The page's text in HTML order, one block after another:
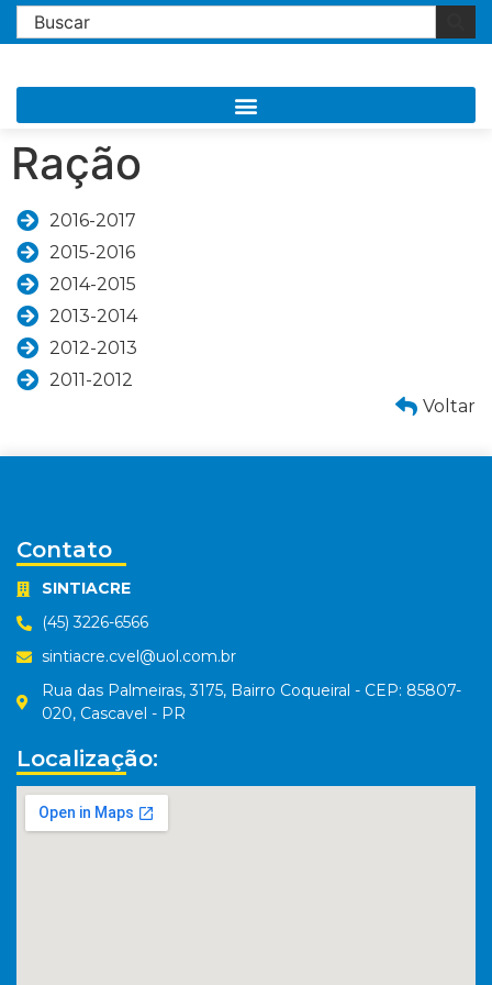
Ração
2016-2017
2015-2016
2014-2015
2013-2014
2012-2013
2011-2012
Voltar
Contato
SINTIACRE
(45) 3226-6566
sintiacre.cvel@uol.com.br
Rua das Palmeiras, 3175, Bairro Coqueiral - CEP: 85807-
020, Cascavel - PR
Localização: